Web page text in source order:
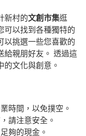
新村的文創市集逛
可以找到各種獨特的
以挑選一些您喜歡的
給親朋好友。 透過這
的文化與創意。
時間，以免撲空。
請注意安全。
夠的現金。